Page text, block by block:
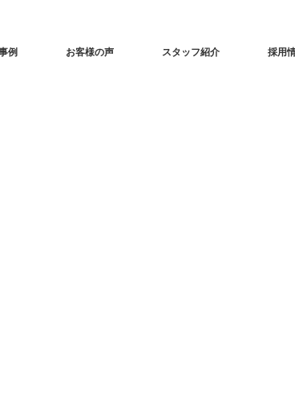
例 お客様の声 スタッフ紹介 採用